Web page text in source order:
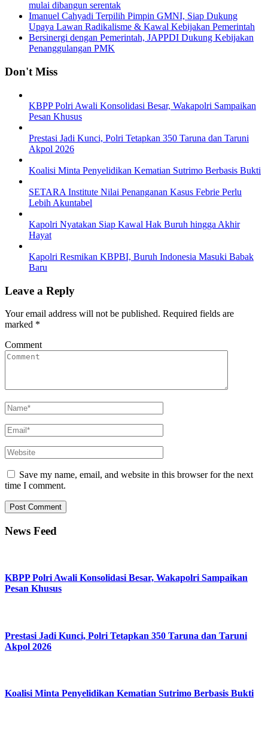
mulai dibangun serentak
Imanuel Cahyadi Terpilih Pimpin GMNI, Siap Dukung
Upaya Lawan Radikalisme & Kawal Kebijakan Pemerintah
Bersinergi dengan Pemerintah, JAPPDI Dukung Kebijakan
Penanggulangan PMK
Don't Miss
KBPP Polri Awali Konsolidasi Besar, Wakapolri Sampaikan
Pesan Khusus
Prestasi Jadi Kunci, Polri Tetapkan 350 Taruna dan Taruni
Akpol 2026
Koalisi Minta Penyelidikan Kematian Sutrimo Berbasis Bukti
SETARA Institute Nilai Penanganan Kasus Febrie Perlu
Lebih Akuntabel
Kapolri Nyatakan Siap Kawal Hak Buruh hingga Akhir
Hayat
Kapolri Resmikan KBPBI, Buruh Indonesia Masuki Babak
Baru
Leave a Reply
Your email address will not be published. Required fields are
marked *
Comment
Save my name, email, and website in this browser for the next
time I comment.
News Feed
KBPP Polri Awali Konsolidasi Besar, Wakapolri Sampaikan
Pesan Khusus
Prestasi Jadi Kunci, Polri Tetapkan 350 Taruna dan Taruni
Akpol 2026
Koalisi Minta Penyelidikan Kematian Sutrimo Berbasis Bukti